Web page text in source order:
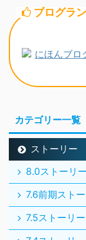
ブログラ
カテゴリー一覧
ストーリー
8.0ストーリー
7.6前期スト
7.5ストーリー